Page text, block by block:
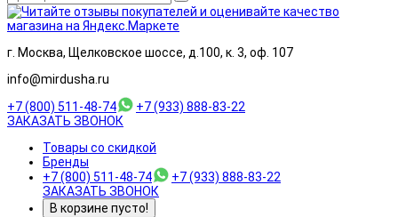
г. Москва, Щелковское шоссе, д.100, к. 3, оф. 107
info@mirdusha.ru
+7 (800) 511-48-74
+7 (933) 888-83-22
ЗАКАЗАТЬ ЗВОНОК
Товары со скидкой
Бренды
+7 (800) 511-48-74
+7 (933) 888-83-22
ЗАКАЗАТЬ ЗВОНОК
В корзине пусто!